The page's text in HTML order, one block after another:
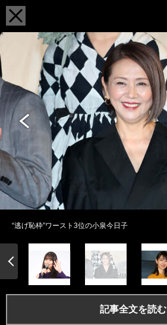
“逃げ恥枠”ワースト3位の小泉今日子
記事全文を読む